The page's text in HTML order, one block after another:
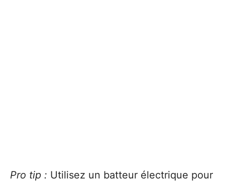
Pro tip : Utilisez un batteur électrique pour